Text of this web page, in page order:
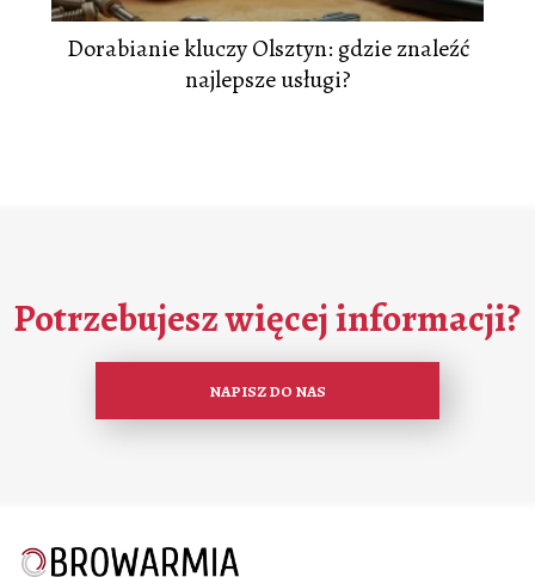
Dorabianie kluczy Olsztyn: gdzie znaleźć
najlepsze usługi?
Potrzebujesz więcej informacji?
NAPISZ DO NAS